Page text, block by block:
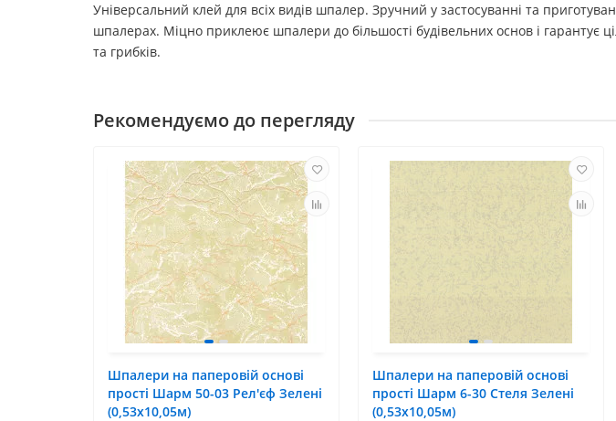
Універсальний клей для всіх видів шпалер. Зручний у застосуванні та
шпалерах. Міцно приклеює шпалери до більшості будівельних основ і гарантує
та грибків.
Рекомендуємо до перегляду
Шпалери на паперовій основі
прості Шарм 50-03 Рел'єф Зелені
(0,53х10,05м)
Шпалери на паперовій основі
прості Шарм 6-30 Стеля Зелені
(0,53х10,05м)